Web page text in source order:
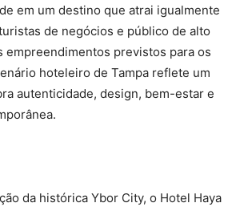
em um destino que atrai igualmente
de negócios e público de alto
empreendimentos previstos para os
hoteleiro de Tampa reflete um
autenticidade, design, bem-estar e
da histórica Ybor City, o Hotel Haya